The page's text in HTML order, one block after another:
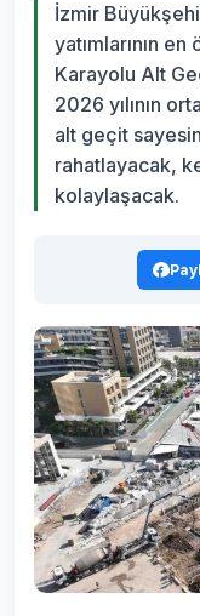
İzmir
yatımlarının
Karayolu Alt
2026 yılının
alt geçit
rahatlayacak,
kolaylaşacak.